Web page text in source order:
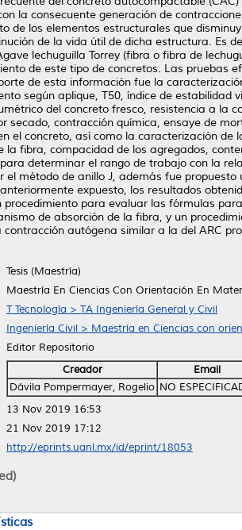
la consecuente generación de
de los elementos estructurales que
de la vida útil de dicha estructura. Es
lechuguilla Torrey (fibra o fibra de
de este tipo de concretos. Las pruebas
de esta información fue la
según aplique, T50, índice de
del concreto fresco, resistencia a la
secado, contracción química, ensaye de
el concreto, así como la caracterización
la fibra, compacidad de los agregados,
determinar el rango de trabajo con la
el método de anillo J, además fue
expuesto, los resultados
procedimiento para evaluar las fórmulas
de absorción de la fibra, y un
autógena similar a la del ARC
Tesis (Maestría)
Maestría En Ciencias Con Orientación En
T Tecnología > TA Ingeniería General y Civil
Ingeniería Civil > Maestría en Ciencias con
Editor Repositorio
Creador
Email
Dávila Pompermayer, Rogelio NO
13 Nov 2019 16:53
21 Nov 2019 17:12
http://eprints.uanl.mx/id/eprint/18053